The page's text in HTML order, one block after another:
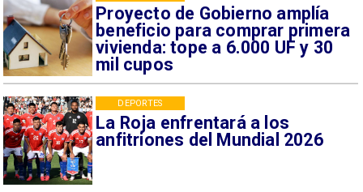
Proyecto de Gobierno amplía
beneficio para comprar primera
vivienda: tope a 6.000 UF y 30
mil cupos
La Roja enfrentará a los
anfitriones del Mundial 2026
DEPORTES